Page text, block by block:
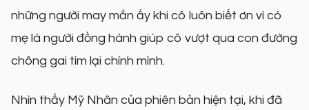
những người may mắn ấy khi cô luôn biết ơn vì có
mẹ là người đồng hành giúp cô vượt qua con đường
chông gai tìm lại chính mình.
Nhìn thấy Mỹ Nhân của phiên bản hiện tại, khi đã